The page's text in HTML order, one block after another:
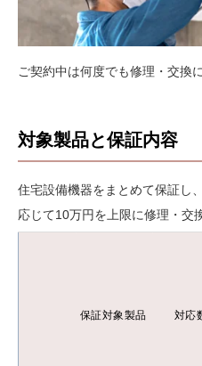
ご契約中は何度でも修理・交換
対象製品と保証内容
住宅設備機器をまとめて保証し
応じて10万円を上限に修理・交
保証対象製品 対応